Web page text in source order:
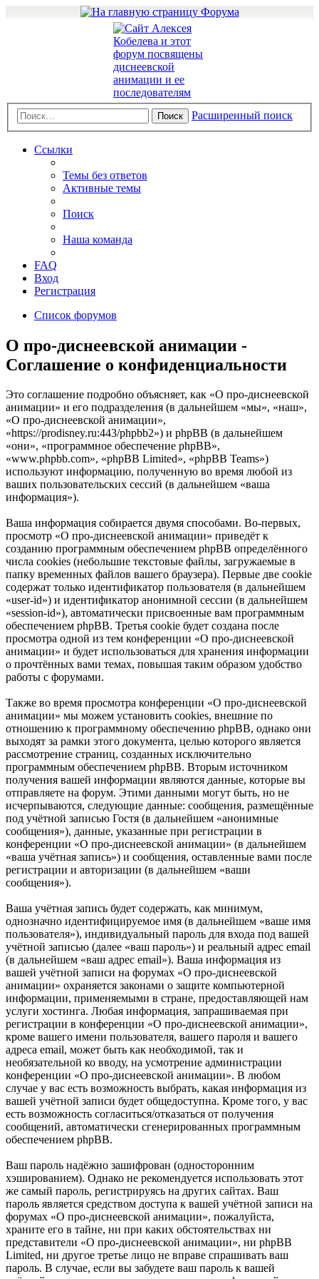
Поиск Расширенный поиск
Ссылки
Темы без ответов
Активные темы
Поиск
Наша команда
FAQ
Вход
Регистрация
Список форумов
О про-диснеевской анимации -
Соглашение о конфиденциальности
Это соглашение подробно объясняет, как «О про-диснеевской
анимации» и его подразделения (в дальнейшем «мы», «наш»,
«О про-диснеевской анимации»,
«https://prodisney.ru:443/phpbb2») и phpBB (в дальнейшем
«они», «программное обеспечение phpBB»,
«www.phpbb.com», «phpBB Limited», «phpBB Teams»)
используют информацию, полученную во время любой из
ваших пользовательских сессий (в дальнейшем «ваша
информация»).
Ваша информация собирается двумя способами. Во-первых,
просмотр «О про-диснеевской анимации» приведёт к
созданию программным обеспечением phpBB определённого
числа cookies (небольшие текстовые файлы, загружаемые в
папку временных файлов вашего браузера). Первые две cookie
содержат только идентификатор пользователя (в дальнейшем
«user-id») и идентификатор анонимной сессии (в дальнейшем
«session-id»), автоматически присвоенные вам программным
обеспечением phpBB. Третья cookie будет создана после
просмотра одной из тем конференции «О про-диснеевской
анимации» и будет использоваться для хранения информации
о прочтённых вами темах, повышая таким образом удобство
работы с форумами.
Также во время просмотра конференции «О про-диснеевской
анимации» мы можем установить cookies, внешние по
отношению к программному обеспечению phpBB, однако они
выходят за рамки этого документа, целью которого является
рассмотрение страниц, созданных исключительно
программным обеспечением phpBB. Вторым источником
получения вашей информации являются данные, которые вы
отправляете на форум. Этими данными могут быть, но не
исчерпываются, следующие данные: сообщения, размещённые
под учётной записью Гостя (в дальнейшем «анонимные
сообщения»), данные, указанные при регистрации в
конференции «О про-диснеевской анимации» (в дальнейшем
«ваша учётная запись») и сообщения, оставленные вами после
регистрации и авторизации (в дальнейшем «ваши
сообщения»).
Ваша учётная запись будет содержать, как минимум,
однозначно идентифицируемое имя (в дальнейшем «ваше имя
пользователя»), индивидуальный пароль для входа под вашей
учётной записью (далее «ваш пароль») и реальный адрес email
(в дальнейшем «ваш адрес email»). Ваша информация из
вашей учётной записи на форумах «О про-диснеевской
анимации» охраняется законами о защите компьютерной
информации, применяемыми в стране, предоставляющей нам
услуги хостинга. Любая информация, запрашиваемая при
регистрации в конференции «О про-диснеевской анимации»,
кроме вашего имени пользователя, вашего пароля и вашего
адреса email, может быть как необходимой, так и
необязательной ко вводу, на усмотрение администрации
конференции «О про-диснеевской анимации». В любом
случае у вас есть возможность выбрать, какая информация из
вашей учётной записи будет общедоступна. Кроме того, у вас
есть возможность согласиться/отказаться от получения
сообщений, автоматически сгенерированных программным
обеспечением phpBB.
Ваш пароль надёжно зашифрован (односторонним
хэшированием). Однако не рекомендуется использовать этот
же самый пароль, регистрируясь на других сайтах. Ваш
пароль является средством доступа к вашей учётной записи на
форумах «О про-диснеевской анимации», пожалуйста,
храните его в тайне, ни при каких обстоятельствах ни
представители «О про-диснеевской анимации», ни phpBB
Limited, ни другое третье лицо не вправе спрашивать ваш
пароль. В случае, если вы забудете ваш пароль к вашей